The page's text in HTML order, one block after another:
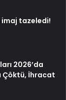
tazeledi!
2026’da
Çöktü, İhracat